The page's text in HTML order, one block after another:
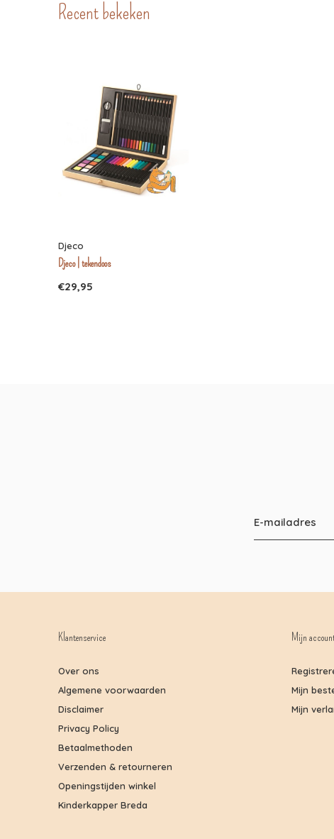
Recent bekeken
Djeco
Djeco | tekendoos
€29,95
Klantenservice
Over ons
Algemene voorwaarden
Disclaimer
Privacy Policy
Betaalmethoden
Verzenden & retourneren
Openingstijden winkel
Kinderkapper Breda
Mijn
Mijn
Mijn